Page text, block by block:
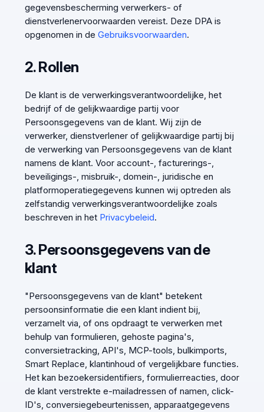
gegevensbescherming verwerkers- of
dienstverlenervoorwaarden vereist. Deze DPA is
opgenomen in de Gebruiksvoorwaarden.
2. Rollen
De klant is de verwerkingsverantwoordelijke, het
bedrijf of de gelijkwaardige partij voor
Persoonsgegevens van de klant. Wij zijn de
verwerker, dienstverlener of gelijkwaardige partij bij
de verwerking van Persoonsgegevens van de klant
namens de klant. Voor account-, facturerings-,
beveiligings-, misbruik-, domein-, juridische en
platformoperatiegegevens kunnen wij optreden als
zelfstandig verwerkingsverantwoordelijke zoals
beschreven in het Privacybeleid.
3. Persoonsgegevens van de
klant
"Persoonsgegevens van de klant" betekent
persoonsinformatie die een klant indient bij,
verzamelt via, of ons opdraagt te verwerken met
behulp van formulieren, gehoste pagina's,
conversietracking, API's, MCP-tools, bulkimports,
Smart Replace, klantinhoud of vergelijkbare functies.
Het kan bezoekersidentifiers, formulierreacties, door
de klant verstrekte e-mailadressen of namen, click-
ID's, conversiegebeurtenissen, apparaatgegevens